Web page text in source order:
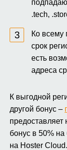
.tech,
Ко всему
срок
есть
адреса
К выгодной
другой бонус –
бонус в 50%
на Hoster